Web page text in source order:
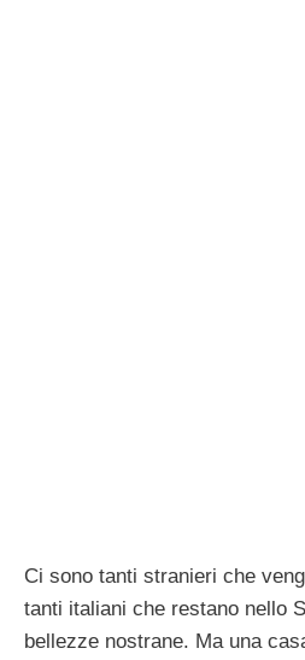
Ci sono tanti stranieri che
tanti italiani che restano nello
bellezze nostrane. Ma una